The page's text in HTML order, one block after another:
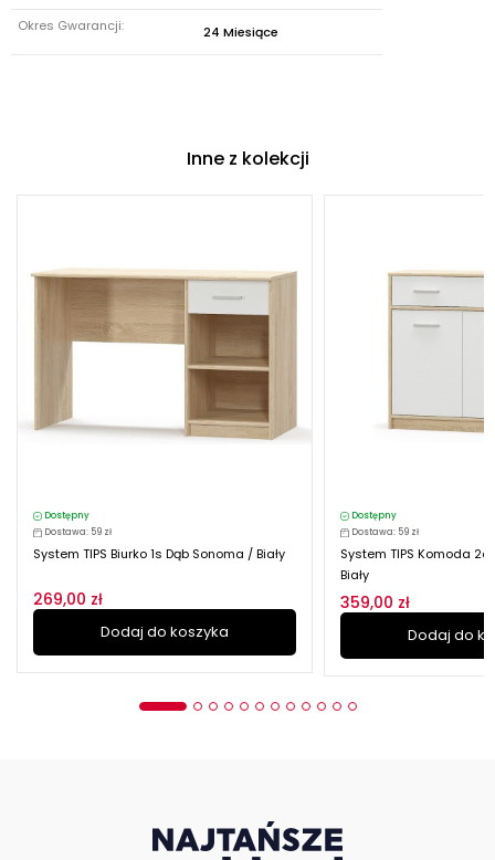
Okres Gwarancji: 24 Miesiące
Inne z kolekcji
Dostępny
Dostawa: 59 zł
System TIPS Biurko 1s Dąb Sonoma / Biały
269,00 zł
Dodaj do koszyka
Dostępny
Dostawa: 59 zł
System TIPS Komoda
Biały
359,00 zł
Dodaj do